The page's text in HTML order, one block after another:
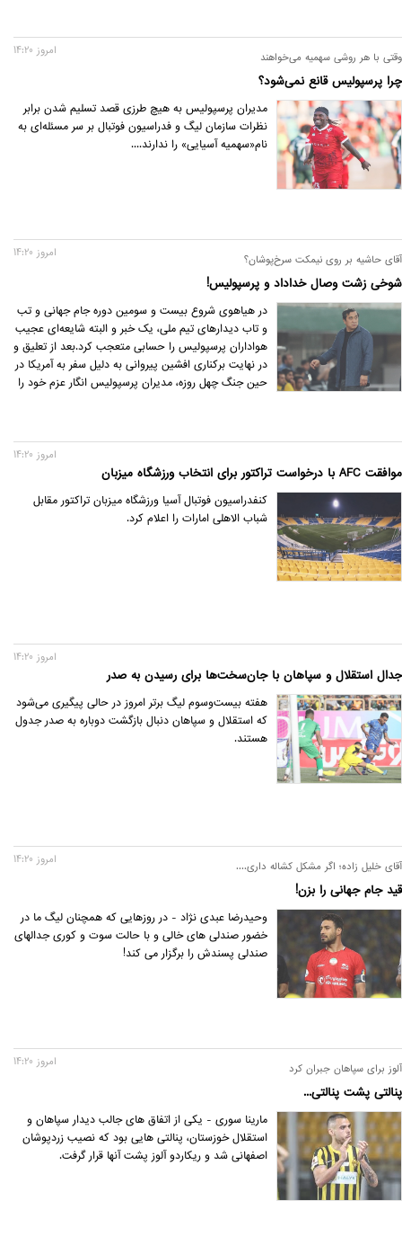
وقتی با هر روشی سهمیه می‌خواهند
چرا پرسپولیس قانع نمی‌شود؟
امروز 14:20
مديران پرسپولیس به هیچ طرزی قصد تسلیم شدن برابر
نظرات سازمان لیگ و فدراسیون فوتبال بر سر مسئله‌ای به
نام‌«سهمیه آسیایی» را ندارند....
آقای حاشیه بر روی نیمکت سرخ‌پوشان؟
شوخی زشت وصال خداداد و پرسپولیس!
امروز 14:20
در هیاهوی شروع بیست و سومین دوره جام جهانی و تب
و تاب ديدارهای تیم ملی، یک خبر و البته شایعه‌ای عجیب
هواداران پرسپولیس را حسابی متعجب کرد.بعد از تعلیق و
در نهایت برکناری افشین پیروانی به دلیل سفر به آمریکا در
حین جنگ چهل روزه، مدیران پرسپولیس انگار عزم خود را
موافقت AFC با درخواست تراکتور برای انتخاب ورزشگاه میزبان
امروز 14:20
کنفدراسیون فوتبال آسیا ورزشگاه میزبان تراکتور مقابل
شباب الاهلی امارات را اعلام کرد.
جدال استقلال و سپاهان با جان‌سخت‌ها برای رسیدن به صدر
امروز 14:20
هفته بیست‌وسوم لیگ برتر امروز در حالی پیگیری می‌شود
که استقلال و سپاهان دنبال بازگشت دوباره به صدر جدول
هستند.
آقای خلیل زاده؛ اگر مشکل کشاله داری....
قید جام جهانی را بزن!
امروز 14:20
وحیدرضا عبدی نژاد - در روزهایی که همچنان لیگ ما در
خضور صندلی های خالی و با حالت سوت و کوری جدالهای
صندلی پسندش را برگزار می کند!
آلوز برای سپاهان جبران کرد
پنالتی پشت پنالتی...
امروز 14:20
مارینا سوری - یکی از اتفاق های جالب دیدار سپاهان و
استقلال خوزستان، پنالتی هایی بود که نصیب زردپوشان
اصفهانی شد و ریکاردو آلوز پشت آنها قرار گرفت.